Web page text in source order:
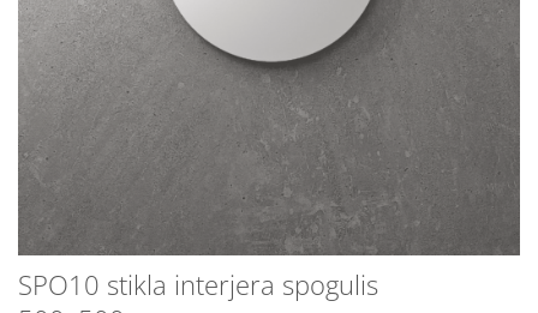
SPO10 stikla interjera spogulis